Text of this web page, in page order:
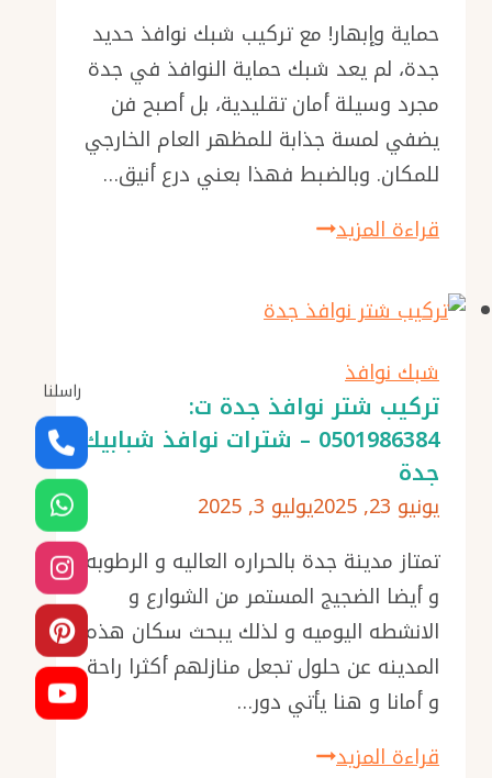
حماية وإبهار! مع تركيب شبك نوافذ حديد
جدة، لم يعد شبك حماية النوافذ في جدة
مجرد وسيلة أمان تقليدية، بل أصبح فن
يضفي لمسة جذابة للمظهر العام الخارجي
للمكان. وبالضبط فهذا بعني درع أنيق…
قراءة المزيدتركيب
نوافذ
حديد
مع
إمكانية
شبك
نوافذ
في
جدة
حسب
الحاجة
والذوق
شبك نوافذ
تركيب شتر نوافذ جدة ت:
0501986384 – شترات نوافذ شبابيك
جدة
يونيو 23, 2025
يوليو 3, 2025
تمتاز مدينة جدة بالحراره العاليه و الرطوبه
و أيضا الضجيج المستمر من الشوارع و
الانشطه اليوميه و لذلك يبحث سكان هذه
المدينه عن حلول تجعل منازلهم أكثرا راحة
و أمانا و هنا يأتي دور…
قراءة المزيدتركيب
راسلنا